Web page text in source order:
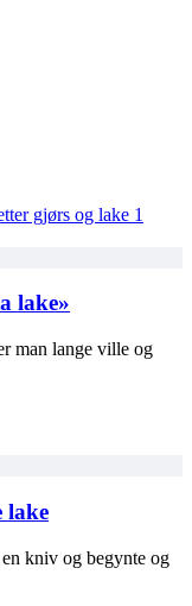
gjørs og lake 1
lake»
man lange ville og
lake
kniv og begynte og